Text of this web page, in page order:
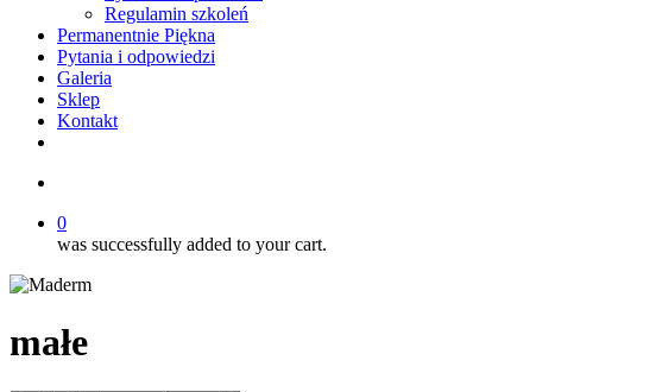
Regulamin szkoleń
Permanentnie Piękna
Pytania i odpowiedzi
Galeria
Sklep
Kontakt
0
was successfully added to your cart.
małe